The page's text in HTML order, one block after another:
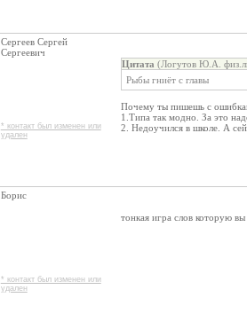
Сергеев Сергей
Сергеевич
* контакт был изменен или
удален
Цитата (Логутов Ю.А.
Рыбы гниёт с главы
Почему ты пишешь с
1.Типа так модно. За это
2. Недоучился в школе. А
Борис
* контакт был изменен или
удален
тонкая игра слов которую